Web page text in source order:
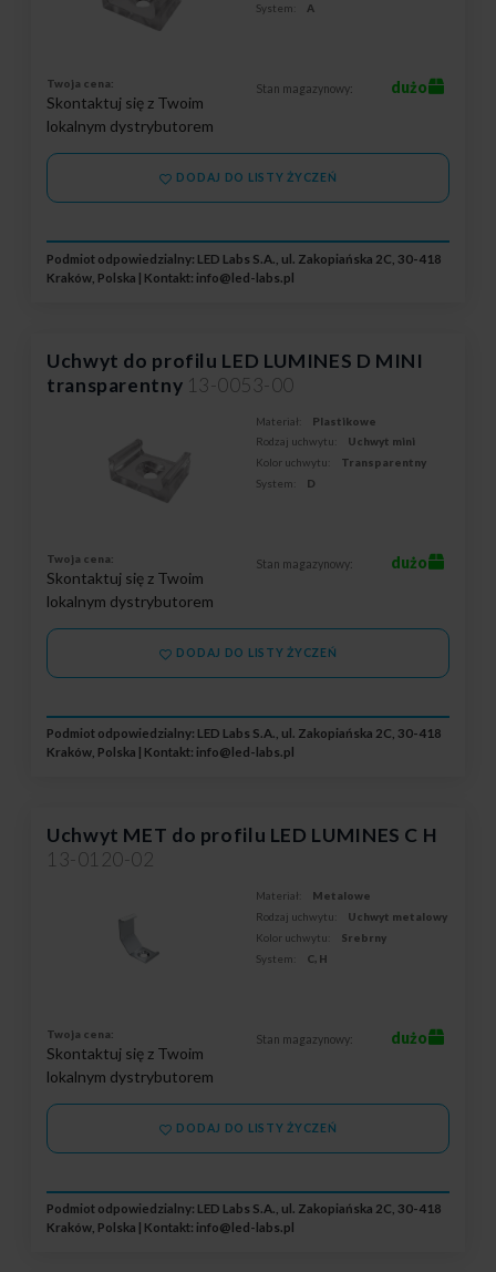
System:
A
Twoja cena:
Skontaktuj się z Twoim
lokalnym dystrybutorem
Stan magazynowy: dużo
DODAJ DO LISTY ŻYCZEŃ
Podmiot odpowiedzialny: LED Labs S.A., ul. Zakopiańska 2C, 30-418
Kraków, Polska | Kontakt: info@led-labs.pl
Uchwyt do profilu LED LUMINES D MINI
transparentny 13-0053-00
Materiał:
Plastikowe
Rodzaj uchwytu:
Uchwyt mini
Kolor uchwytu:
Transparentny
System:
D
Twoja cena:
Skontaktuj się z Twoim
lokalnym dystrybutorem
Stan magazynowy: dużo
DODAJ DO LISTY ŻYCZEŃ
Podmiot odpowiedzialny: LED Labs S.A., ul. Zakopiańska 2C, 30-418
Kraków, Polska | Kontakt: info@led-labs.pl
Uchwyt MET do profilu LED LUMINES C H
13-0120-02
Materiał:
Metalowe
Rodzaj uchwytu:
Uchwyt metalowy
Kolor uchwytu:
Srebrny
System:
C, H
Twoja cena:
Skontaktuj się z Twoim
lokalnym dystrybutorem
Stan magazynowy: dużo
DODAJ DO LISTY ŻYCZEŃ
Podmiot odpowiedzialny: LED Labs S.A., ul. Zakopiańska 2C, 30-418
Kraków, Polska | Kontakt: info@led-labs.pl